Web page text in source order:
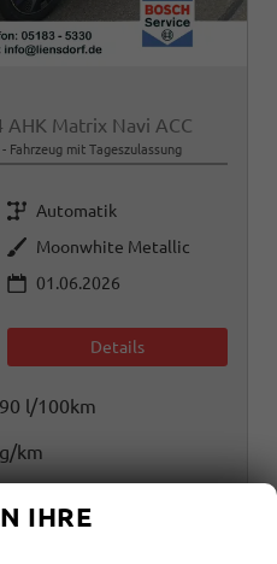
AHK Matrix Navi ACC
Fahrzeug mit Tageszulassung
Getriebe Automatik
Außenfarbe Moonwhite Metallic
01.06.2026
Details
l/100km
km
IHRE